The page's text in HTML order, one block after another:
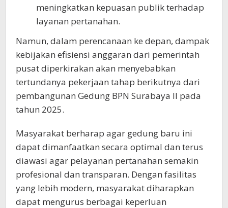
meningkatkan kepuasan publik terhadap
layanan pertanahan.
Namun, dalam perencanaan ke depan, dampak
kebijakan efisiensi anggaran dari pemerintah
pusat diperkirakan akan menyebabkan
tertundanya pekerjaan tahap berikutnya dari
pembangunan Gedung BPN Surabaya II pada
tahun 2025.
Masyarakat berharap agar gedung baru ini
dapat dimanfaatkan secara optimal dan terus
diawasi agar pelayanan pertanahan semakin
profesional dan transparan. Dengan fasilitas
yang lebih modern, masyarakat diharapkan
dapat mengurus berbagai keperluan